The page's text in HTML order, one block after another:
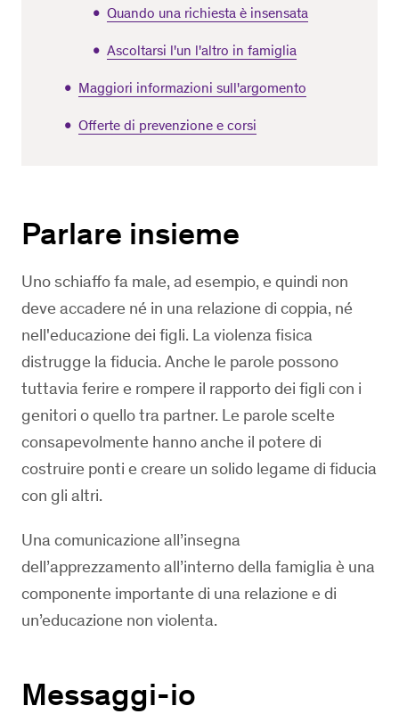
Quando una richiesta è insensata
Ascoltarsi l'un l'altro in famiglia
Maggiori informazioni sull'argomento
Offerte di prevenzione e corsi
Parlare insieme
Uno schiaffo fa male, ad esempio, e quindi non
deve accadere né in una relazione di coppia, né
nell'educazione dei figli. La violenza fisica
distrugge la fiducia. Anche le parole possono
tuttavia ferire e rompere il rapporto dei figli con i
genitori o quello tra partner. Le parole scelte
consapevolmente hanno anche il potere di
costruire ponti e creare un solido legame di fiducia
con gli altri.
Una comunicazione all’insegna
dell’apprezzamento all’interno della famiglia è una
componente importante di una relazione e di
un’educazione non violenta.
Messaggi-io